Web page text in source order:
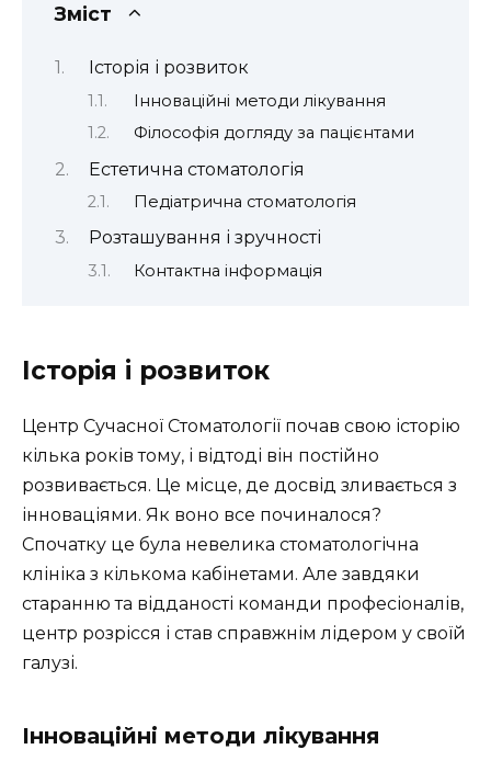
Зміст
Історія і розвиток
Інноваційні методи лікування
Філософія догляду за пацієнтами
Естетична стоматологія
Педіатрична стоматологія
Розташування і зручності
Контактна інформація
Історія і розвиток
Центр Сучасної Стоматології почав свою історію
кілька років тому, і відтоді він постійно
розвивається. Це місце, де досвід зливається з
інноваціями. Як воно все починалося?
Спочатку це була невелика стоматологічна
клініка з кількома кабінетами. Але завдяки
старанню та відданості команди професіоналів,
центр розрісся і став справжнім лідером у своїй
галузі.
Інноваційні методи лікування